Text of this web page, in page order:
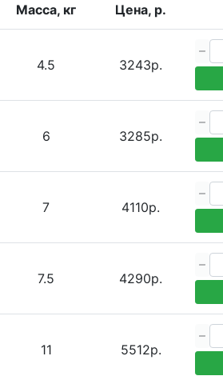
Масса, кг Цена, р.
4.5 3243р.
6 3285р.
7 4110р.
7.5 4290р.
11 5512р.